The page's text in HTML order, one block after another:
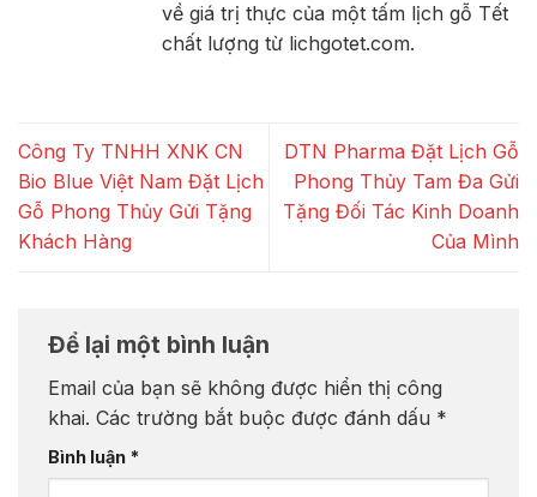
về giá trị thực của một tấm lịch gỗ Tết
chất lượng từ lichgotet.com.
Công Ty TNHH XNK CN
Bio Blue Việt Nam Đặt Lịch
Gỗ Phong Thủy Gửi Tặng
Khách Hàng
DTN Pharma Đặt Lịch Gỗ
Phong Thủy Tam Đa Gửi
Tặng Đối Tác Kinh Doanh
Của Mình
Để lại một bình luận
Email của bạn sẽ không được hiển thị công
khai. Các trường bắt buộc được đánh dấu *
Bình luận *